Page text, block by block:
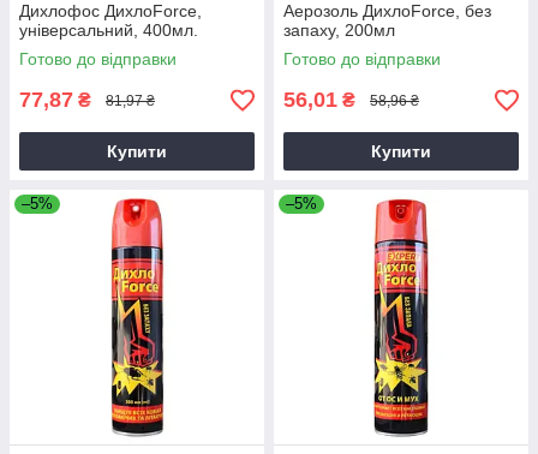
Дихлофос ДихлоForce,
універсальний, 400мл.
Готово до відправки
77,87 ₴ 81,97 ₴
Купити
Аерозоль ДихлоForce, без
запаху, 200мл
Готово до відправки
56,01 ₴ 58,96 ₴
Купити
–5% –5%